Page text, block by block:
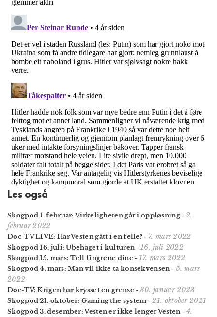
Les også
Skogpod 1. februar: Virkeligheten går i oppløsning - 2.
februar 2022
Doc-TV LIVE: Har Vesten gått i en felle? - 7. mars 2022
Skogpod 16. juli: Ubehaget i kulturen-16. juli 2022
Skogpod 15. mars: Tell fingrene dine - 17. mars 2022
Skogpod 4. mars: Man vil ikke ta konsekvensen- 5. mars
2022
Doc-TV: Krigen har krysset en grense - 30. januar 2023
Skogpod 21. oktober: Gaming the system -21. oktober 2021
Skogpod 3. desember: Vesten er ikke lenger Vesten- 4.